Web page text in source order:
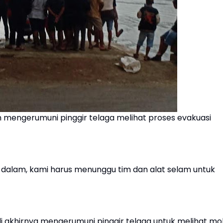
pinggir telaga melihat proses evakuasi
kami harus menunggu tim dan alat selam untuk